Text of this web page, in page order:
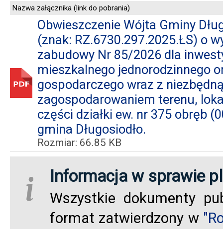
Nazwa załącznika (link do pobrania)
Obwieszczenie Wójta Gminy
(znak: RZ.6730.297.2025.ŁS) o
zabudowy Nr 85/2026 dla
mieszkalnego jednorodzinnego
gospodarczego wraz z
zagospodarowaniem terenu,
części działki ew. nr 375 obręb
gmina Długosiodło.
Rozmiar: 66.85 KB
i Informacja w sprawie
Wszystkie dokumenty
format zatwierdzony w